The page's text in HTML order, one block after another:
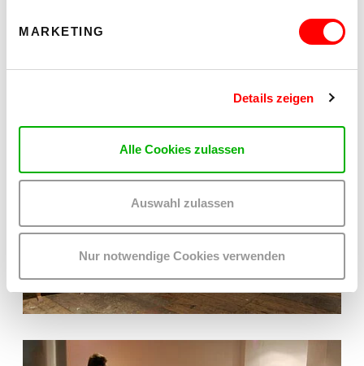
MARKETING
Details zeigen
Alle Cookies zulassen
Auswahl zulassen
Nur notwendige Cookies verwenden